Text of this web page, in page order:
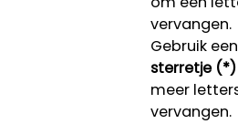
vervangen.
Gebruik een
sterretje (*)
meer
vervangen.